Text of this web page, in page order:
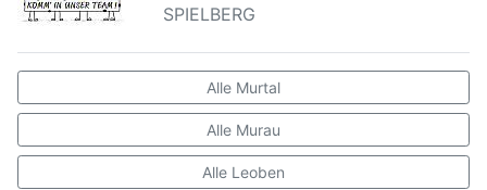
SPIELBERG
Alle Murtal
Alle Murau
Alle Leoben